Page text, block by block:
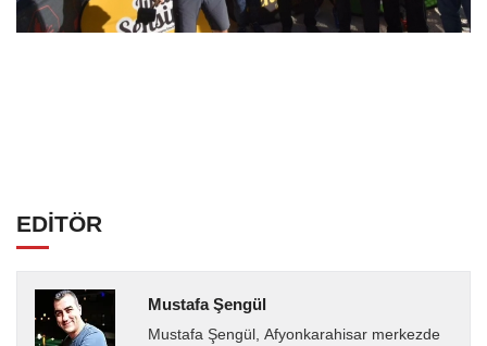
EDİTÖR
Mustafa Şengül
Mustafa Şengül, Afyonkarahisar merkezde